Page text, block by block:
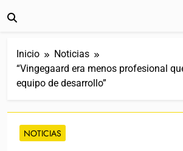
Inicio
Noticias
“Vingegaard era menos profesional
equipo de desarrollo”
NOTICIAS